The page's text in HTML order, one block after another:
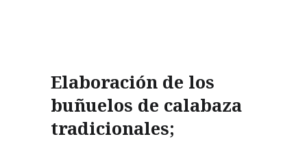
Elaboración de los
buñuelos de calabaza
tradicionales;